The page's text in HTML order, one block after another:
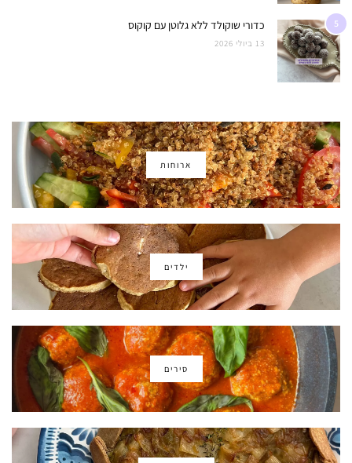
5 כדורי שוקולד ללא גלוטן עם קוקוס
13 ביולי 2026
ארוחות
ילדים
סירים